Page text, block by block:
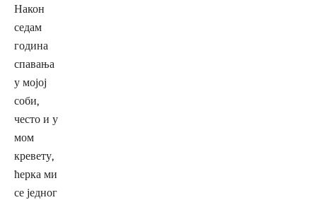
Након
седам
година
спавања
у мојој
соби,
често и у
мом
кревету,
ћерка ми
се једног